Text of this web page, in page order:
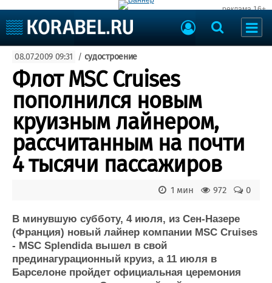
реклама 16+
Судоходство
Судоремонт
События
Порты
ВМФ
Образование
Яхты и катера
Еще
Компании
Репутация
Крюинг
Торговая площадка
Доска объявлений
Оборудование
Изделия
Материалы
Услуги
08.07.2009 09:31 / судостроение
Флот MSC Cruises
пополнился новым
круизным лайнером,
рассчитанным на почти
4 тысячи пассажиров
0
972
1 мин
В минувшую субботу, 4 июля, из Сен-Назере
(Франция) новый лайнер компании MSC Cruises
- MSC Splendida вышел в свой
прединагурационный круиз, а 11 июля в
Барселоне пройдет официальная церемония